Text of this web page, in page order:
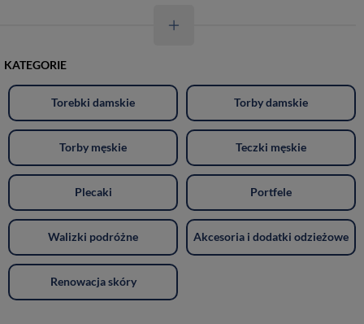
KATEGORIE
Torebki damskie Torby damskie
Torby męskie Teczki męskie
Plecaki Portfele
Walizki podróżne Akcesoria i dodatki odzieżowe
Renowacja skóry